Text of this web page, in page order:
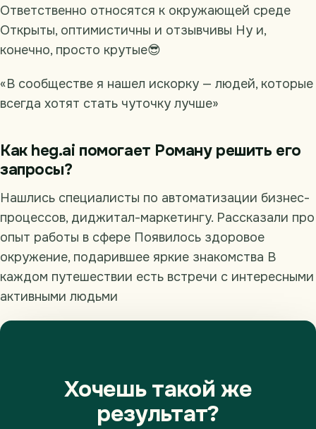
Ответственно относятся к окружающей среде
Открыты, оптимистичны и отзывчивы Ну и,
конечно, просто крутые😎
«В сообществе я нашел искорку — людей, которые
всегда хотят стать чуточку лучше»
Как heg.ai помогает Роману решить его
запросы?
Нашлись специалисты по автоматизации бизнес-
процессов, диджитал-маркетингу. Рассказали про
опыт работы в сфере Появилось здоровое
окружение, подарившее яркие знакомства В
каждом путешествии есть встречи с интересными
активными людьми
Хочешь такой же
результат?